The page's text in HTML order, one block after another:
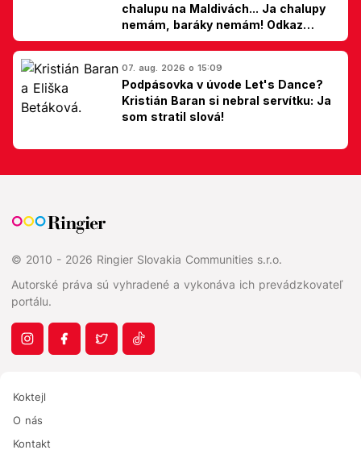
chalupu na Maldivách... Ja chalupy
nemám, baráky nemám! Odkaz
Slovákom
07. aug. 2026 o 15:09
Podpásovka v úvode Let's Dance?
Kristián Baran si nebral servítku: Ja
som stratil slová!
© 2010 - 2026 Ringier Slovakia Communities s.r.o.
Autorské práva sú vyhradené a vykonáva ich prevádzkovateľ
portálu.
Koktejl
O nás
Kontakt